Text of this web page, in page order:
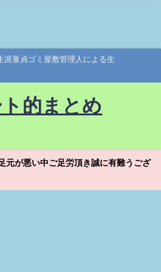
童貞ゴミ屋敷管理人による生
的まとめ
元が悪い中ご足労頂き誠に有難うござ